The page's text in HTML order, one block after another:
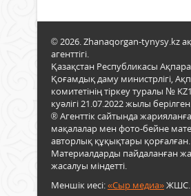
© 2026. Zhanaqorgan-tynysy.kz
агенттігі.
Қазақстан Республикасы
Қоғамдық даму министрлігі,
комитетінің тіркеу туралы №
куәлігі 21.07.2022 жылы
® Агенттік сайтында
мақалалар мен фото-бейне
авторлық құқықтары қорғалған.
Материалдарды пайдаланған
жасалуы міндетті.
Меншік иесі:«Сыр медиа»ЖШС.